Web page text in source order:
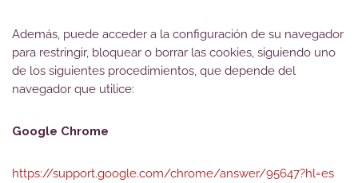
Además, puede acceder a la configuración de su navegador
para restringir, bloquear o borrar las cookies, siguiendo uno
de los siguientes procedimientos, que depende del
navegador que utilice:
Google Chrome
https://support.google.com/chrome/answer/95647?hl=es